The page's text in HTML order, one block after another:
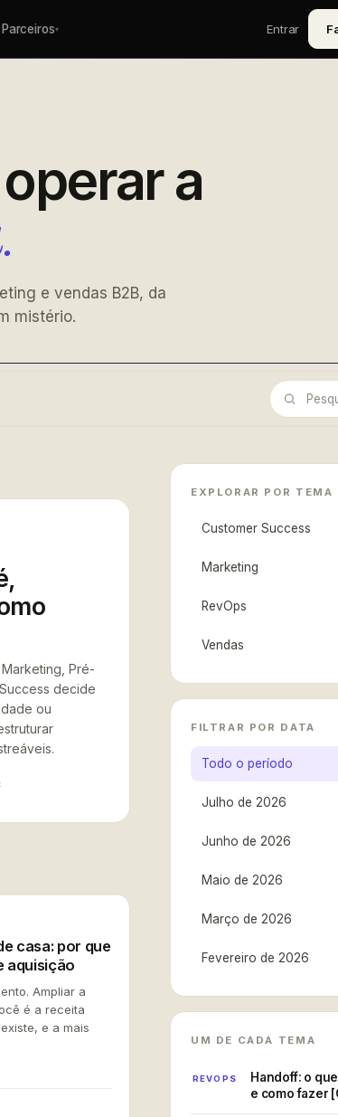
Parceiros▾ Entrar
a
e vendas B2B, da
mistério.
Pré-
decide
ou
RECEITA QUE JÁ
casa: por que
aquisição
Ampliar a
é a receita
e a mais
EXPLORAR POR TEMA
Customer Success
Marketing
RevOps
Vendas
FILTRAR POR DATA
Todo o período
Julho de 2026
Junho de 2026
Maio de 2026
Março de 2026
Fevereiro de 2026
UM DE CADA TEMA
REVOPS
Handoff: o
e como fazer